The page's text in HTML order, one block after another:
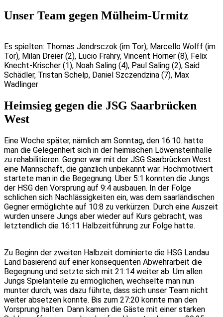
Unser Team gegen Mülheim-Urmitz
Es spielten: Thomas Jendrsczok (im Tor), Marcello Wolff (im
Tor), Milan Dreier (2), Lucio Frahry, Vincent Hörner (8), Felix
Knecht-Krischer (1), Noah Saling (4), Paul Saling (2), Said
Schädler, Tristan Schelp, Daniel Szczendzina (7), Max
Wadlinger
Heimsieg gegen die JSG Saarbrücken
West
Eine Woche später, nämlich am Sonntag, den 16.10. hatte
man die Gelegenheit sich in der heimischen Löwensteinhalle
zu rehabilitieren. Gegner war mit der JSG Saarbrücken West
eine Mannschaft, die gänzlich unbekannt war. Hochmotiviert
startete man in die Begegnung. Über 5:1 konnten die Jungs
der HSG den Vorsprung auf 9:4 ausbauen. In der Folge
schlichen sich Nachlässigkeiten ein, was dem saarländischen
Gegner ermöglichte auf 10:8 zu verkürzen. Durch eine Auszeit
wurden unsere Jungs aber wieder auf Kurs gebracht, was
letztendlich die 16:11 Halbzeitführung zur Folge hatte.
Zu Beginn der zweiten Halbzeit dominierte die HSG Landau
Land basierend auf einer konsequenten Abwehrarbeit die
Begegnung und setzte sich mit 21:14 weiter ab. Um allen
Jungs Spielanteile zu ermöglichen, wechselte man nun
munter durch, was dazu führte, dass sich unser Team nicht
weiter absetzen konnte. Bis zum 27:20 konnte man den
Vorsprung halten. Dann kamen die Gäste mit einer starken